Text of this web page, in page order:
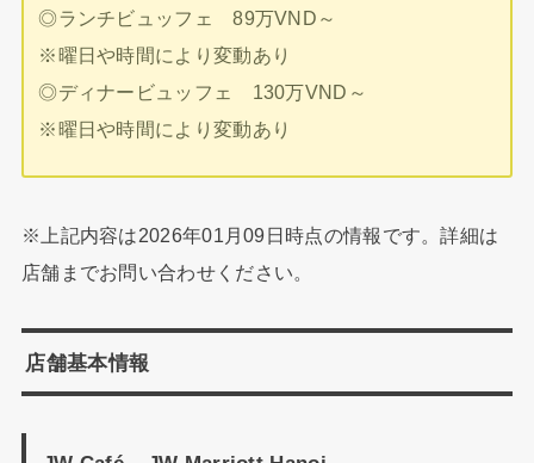
◎ランチビュッフェ 89万VND～
※曜日や時間により変動あり
◎ディナービュッフェ 130万VND～
※曜日や時間により変動あり
※上記内容は2026年01月09日時点の情報です。詳細は
店舗までお問い合わせください。
店舗基本情報